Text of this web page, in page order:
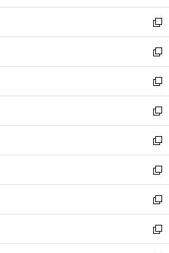
開
く
ウ
で
開
く
ン
ド
ウ
で
開
く
新
し
い
ウ
ィ
ン
ド
ウ
で
開
く
新
し
い
ウ
ィ
ン
ド
ウ
で
開
く
新
し
い
ウ
ィ
ン
ド
ウ
で
開
く
新
し
い
ウ
ィ
ン
ド
ウ
で
開
新
し
い
ウ
ィ
ン
ド
ウ
新
し
い
ウ
ィ
ン
新
し
い
ウ
新
し